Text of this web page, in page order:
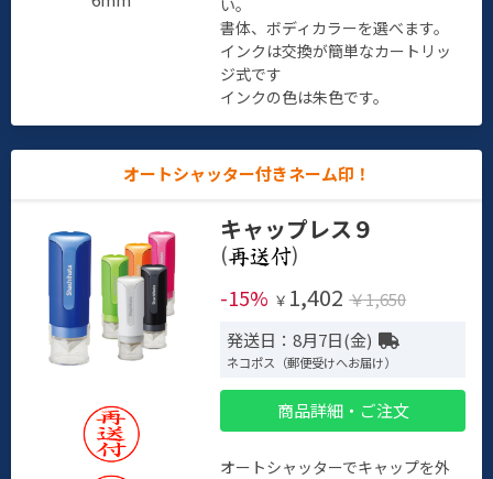
書体、ボディカラーを選べます。
インクは交換が簡単なカートリッ
ジ式です
インクの色は朱色です。
オートシャッター付きネーム印！
キャップレス９
(
)
-15% ￥ 1,402 ￥1,650
発送日：8月7日(金)
ネコポス（郵便受けへお届け）
商品詳細・ご注文
オートシャッターでキャップを外